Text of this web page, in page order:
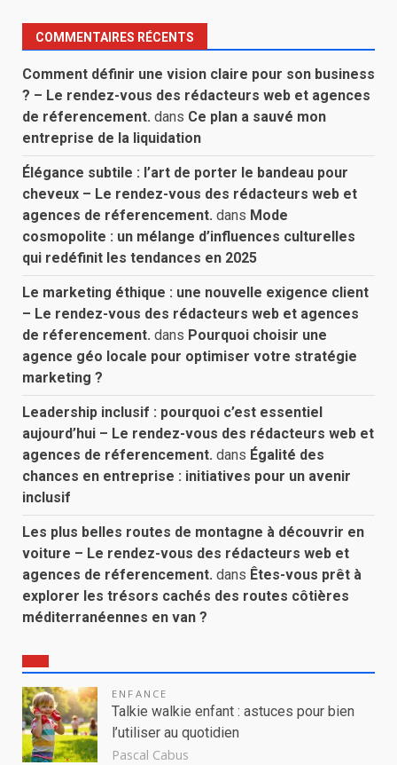
COMMENTAIRES RÉCENTS
Comment définir une vision claire pour son business
? – Le rendez-vous des rédacteurs web et agences
de réferencement. dans Ce plan a sauvé mon
entreprise de la liquidation
Élégance subtile : l’art de porter le bandeau pour
cheveux – Le rendez-vous des rédacteurs web et
agences de réferencement. dans Mode
cosmopolite : un mélange d’influences culturelles
qui redéfinit les tendances en 2025
Le marketing éthique : une nouvelle exigence client
– Le rendez-vous des rédacteurs web et agences
de réferencement. dans Pourquoi choisir une
agence géo locale pour optimiser votre stratégie
marketing ?
Leadership inclusif : pourquoi c’est essentiel
aujourd’hui – Le rendez-vous des rédacteurs web et
agences de réferencement. dans Égalité des
chances en entreprise : initiatives pour un avenir
inclusif
Les plus belles routes de montagne à découvrir en
voiture – Le rendez-vous des rédacteurs web et
agences de réferencement. dans Êtes-vous prêt à
explorer les trésors cachés des routes côtières
méditerranéennes en van ?
ENFANCE
Talkie walkie enfant : astuces pour bien
l’utiliser au quotidien
Pascal Cabus